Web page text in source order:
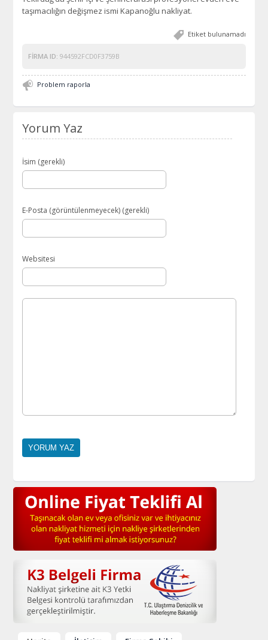
taşımacılığın değişmez ismi Kapanoğlu nakliyat.
Etiket bulunamadı
FIRMA ID: 944592FCD0F3759B
Problem raporla
Yorum Yaz
İsim (gerekli)
E-Posta (görüntülenmeyecek) (gerekli)
Websitesi